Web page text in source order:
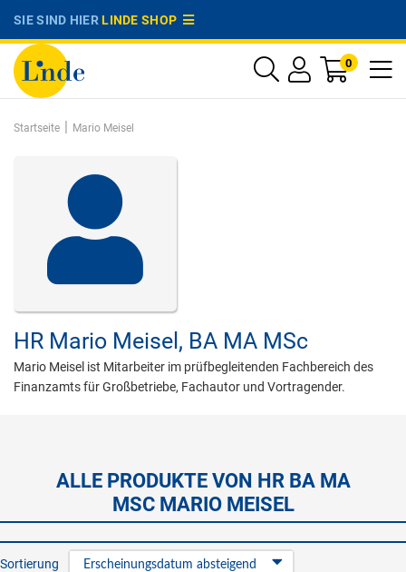
SIE SIND HIERLINDE SHOP
0
Startseite | Mario Meisel
HR Mario Meisel, BA MA MSc
Mario Meisel ist Mitarbeiter im prüfbegleitenden Fachbereich des
Finanzamts für Großbetriebe, Fachautor und Vortragender.
ALLE PRODUKTE VON HR BA MA
MSC MARIO MEISEL
Sortierung Erscheinungsdatum absteigend